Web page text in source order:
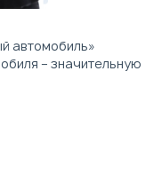
автомобиль»
– значительную